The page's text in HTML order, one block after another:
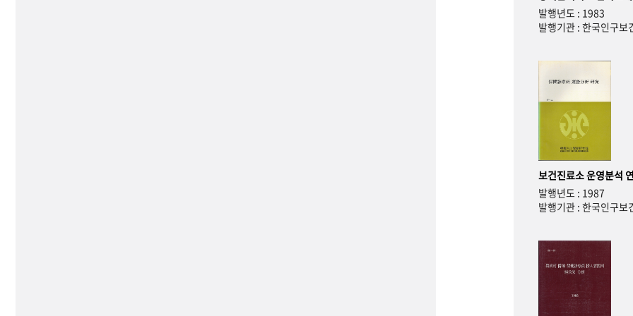
발행년도 : 1983
발행기관 : 한국인구보
보건진료소 운영분석
발행년도 : 1987
발행기관 : 한국인구보